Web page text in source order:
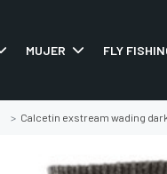
MUJER FLY
Calcetin exstream wading